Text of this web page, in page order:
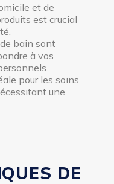
et de
est crucial
bain sont
à vos
pour les soins
une
DE